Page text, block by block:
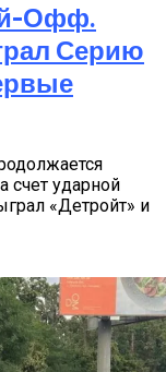
Офф.
Серию
счет ударной
«Детройт» и